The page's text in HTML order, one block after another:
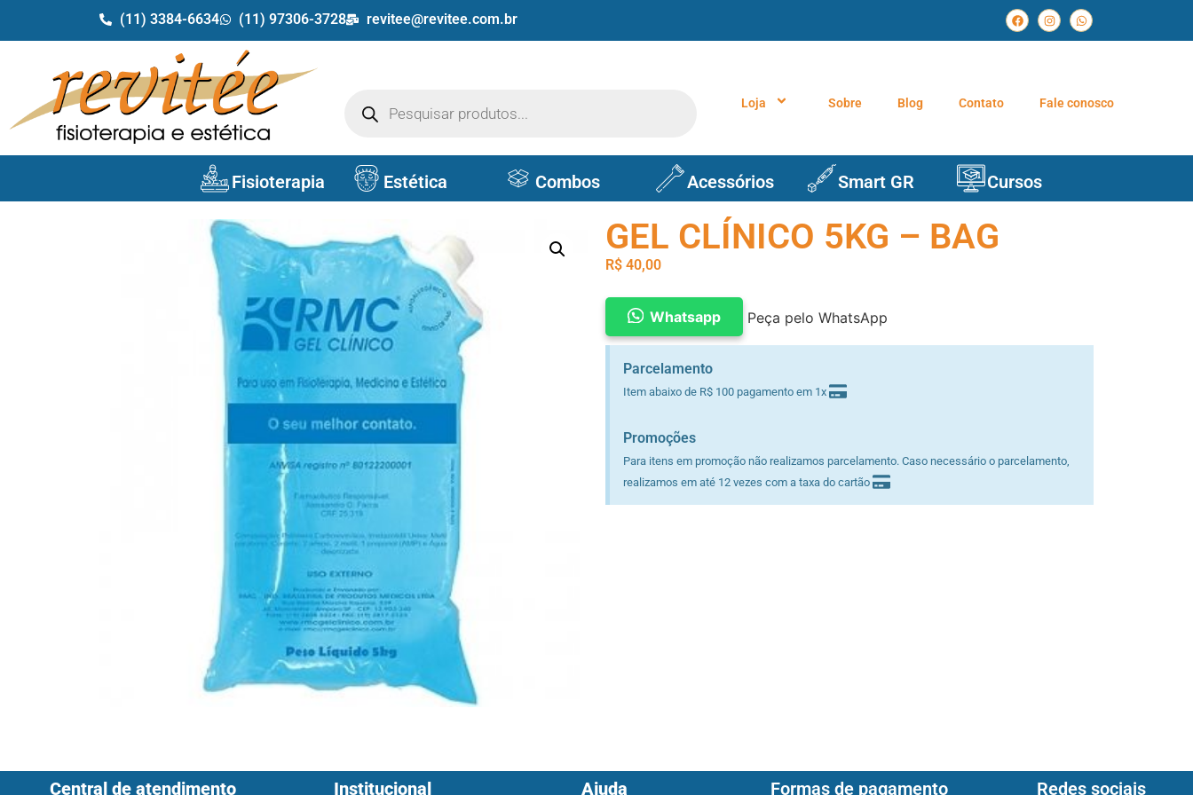
(11) 3384-6634 (11) 97306-3728 revitee@revitee.com.br
Loja Sobre Blog Contato Fale conosco
Fisioterapia Estética Combos Acessórios Smart GR Cursos
GEL CLÍNICO 5KG – BAG
R$ 40,00
Whatsapp Peça pelo WhatsApp
Parcelamento
Item abaixo de R$ 100 pagamento em 1x
Promoções
Para itens em promoção não realizamos parcelamento. Caso necessário o parcelamento,
realizamos em até 12 vezes com a taxa do cartão
Central de atendimento Institucional Ajuda Formas de pagamento Redes sociais